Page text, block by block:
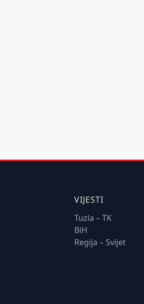
VIJESTI
Tuzla – TK
BiH
Regija – Svijet